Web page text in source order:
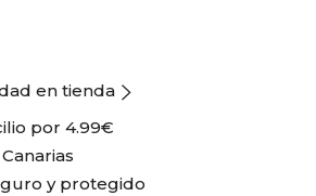
en tienda
por 4.99€
y protegido